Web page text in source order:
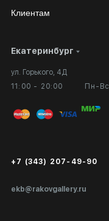
Екатеринбург
ул. Горького, 4Д
11:00 - 20:00
Пн-Вс
ekb@rakovgallery.ru
+7 (343) 207-49-90
Клиентам
Личный кабинет
Вопросы и ответы
Публичная оферта
Экспертиза/Вывоз за границу
Подарочные сертификаты
Сотрудничество
Выставка в галерее